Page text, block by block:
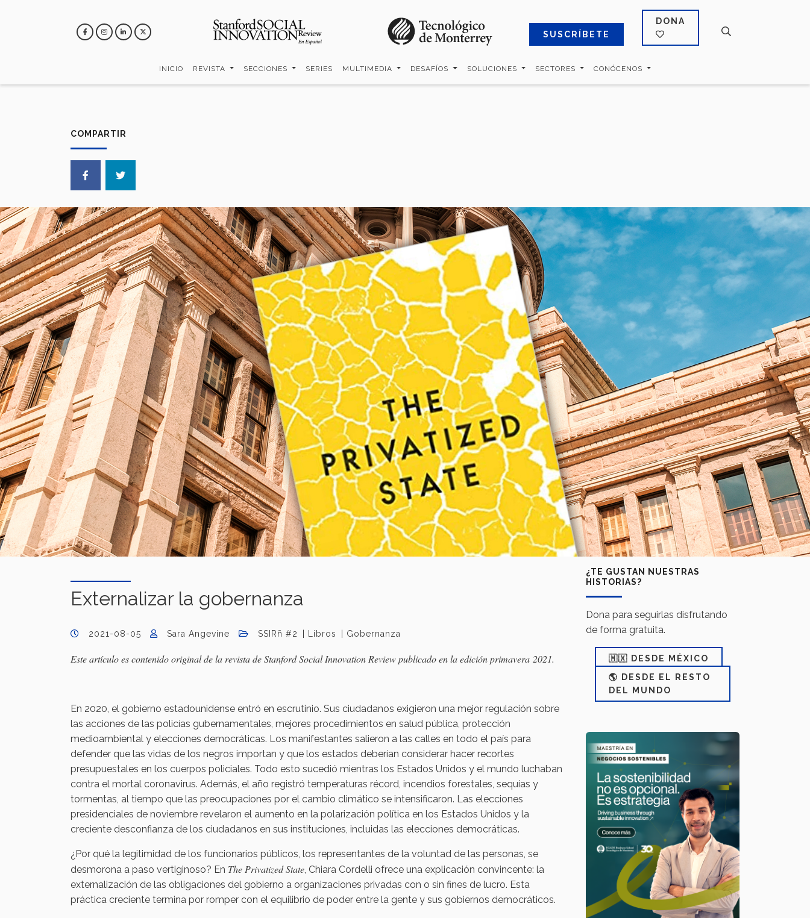
SUSCRÍBETE
DONA
INICIO REVISTA SECCIONES SERIES MULTIMEDIA DESAFÍOS SOLUCIONES SECTORES CONÓCENOS
COMPARTIR
Externalizar la gobernanza
2021-08-05 Sara Angevine SSIRñ #2 Libros Gobernanza
Este artículo es contenido original de la revista de Stanford Social Innovation Review publicado en la edición primavera 2021.
En 2020, el gobierno estadounidense entró en escrutinio. Sus ciudadanos exigieron una mejor regulación sobre
las acciones de las policías gubernamentales, mejores procedimientos en salud pública, protección
medioambiental y elecciones democráticas. Los manifestantes salieron a las calles en todo el país para
defender que las vidas de los negros importan y que los estados deberían considerar hacer recortes
presupuestales en los cuerpos policiales. Todo esto sucedió mientras los Estados Unidos y el mundo luchaban
contra el mortal coronavirus. Además, el año registró temperaturas récord, incendios forestales, sequías y
tormentas, al tiempo que las preocupaciones por el cambio climático se intensificaron. Las elecciones
presidenciales de noviembre revelaron el aumento en la polarización política en los Estados Unidos y la
creciente desconfianza de los ciudadanos en sus instituciones, incluidas las elecciones democráticas.
¿Por qué la legitimidad de los funcionarios públicos, los representantes de la voluntad de las personas, se
desmorona a paso vertiginoso? En The Privatized State, Chiara Cordelli ofrece una explicación convincente: la
externalización de las obligaciones del gobierno a organizaciones privadas con o sin fines de lucro. Esta
práctica creciente termina por romper con el equilibrio de poder entre la gente y sus gobiernos democráticos.
¿TE GUSTAN NUESTRAS
HISTORIAS?
Dona para seguirlas disfrutando
de forma gratuita.
🇲🇽 DESDE MÉXICO
🌎 DESDE EL RESTO
DEL MUNDO